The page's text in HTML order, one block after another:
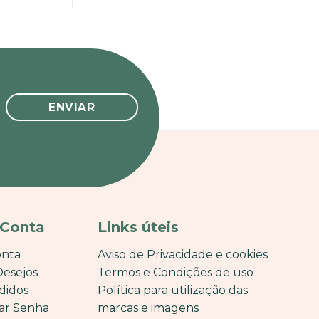
Senha
Links úteis
Aviso de Privacidade e cookies
Termos e Condições de uso
Política para utilização das
marcas e imagens